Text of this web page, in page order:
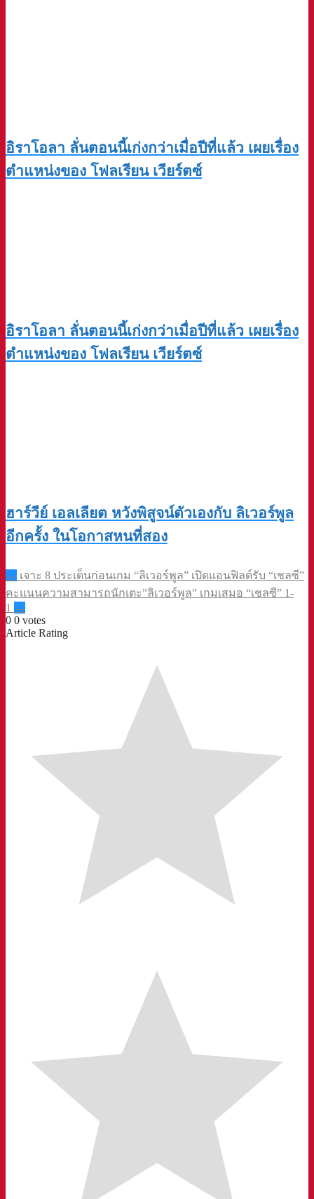
อิราโอลา ลั่นตอนนี้เก่งกว่าเมื่อปีที่แล้ว เผยเรื่อง
ตำแหน่งของ โฟลเรียน เวียร์ตซ์
อิราโอลา ลั่นตอนนี้เก่งกว่าเมื่อปีที่แล้ว เผยเรื่อง
ตำแหน่งของ โฟลเรียน เวียร์ตซ์
ฮาร์วีย์ เอลเลียต หวังพิสูจน์ตัวเองกับ ลิเวอร์พูล
อีกครั้ง ในโอกาสหนที่สอง
Post
navigation
← เจาะ 8 ประเด็นก่อนเกม “ลิเวอร์พูล” เปิดแอนฟิลด์รับ “เชลซี”
คะแนนความสามารถนักเตะ”ลิเวอร์พูล” เกมเสมอ “เชลซี” 1-
1 →
0 0 votes
Article Rating